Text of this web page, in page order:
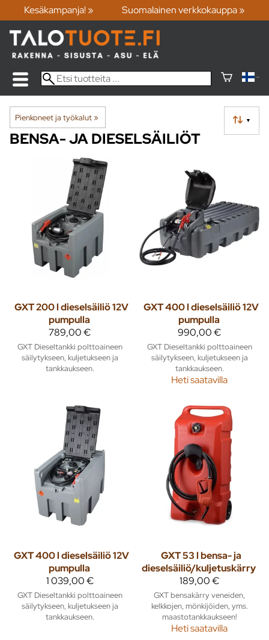
Kesäkampanja! » Suomalainen verkkokauppa »
Pienkoneet ja työkalut‪» ▼
BENSA- JA DIESELSÄILIÖT
GXT 200 l dieselsäiliö 12V
pumpulla
789,00 €
GXT Dieseltankki polttoaineen
säilytykseen, kuljetukseen ja
tankkaukseen.
GXT 400 l dieselsäiliö 12V
pumpulla
990,00 €
GXT Dieseltankki polttoaineen
säilytykseen, kuljetukseen ja
tankkaukseen.
Heti saatavilla
GXT 400 l dieselsäiliö 12V
pumpulla
1 039,00 €
GXT Dieseltankki polttoaineen
säilytykseen, kuljetukseen ja
tankkaukseen.
GXT 53 l bensa- ja
dieselsäiliö/kuljetuskärry
189,00 €
GXT bensakärry veneiden,
kelkkojen, mönkijöiden, yms.
maastotankkaukseen!
Heti saatavilla